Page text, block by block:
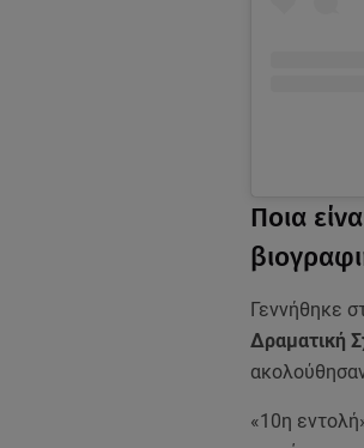
Ποια
Γεννήθηκε
Δραματική
«10η